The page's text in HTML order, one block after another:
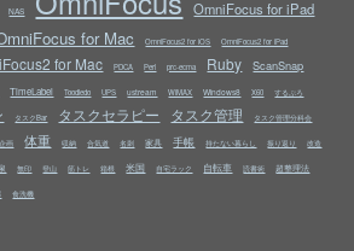
NAS OmniFocus for iPad
for Mac OmniFocus2 for iOS OmniFocus2 for iPad
for Mac PDCA Perl prc-ecma Ruby ScanSnap
TimeLabel Toodledo UPS ustream WiMAX Windows8 X60 するぷろ
タスクBar タスクセラピー タスク管理 タスク管理分科会
企画 体重 収納 合気道 名刺 家具 手帳 持たない暮らし 振り返り 改造
無印 登山 筋トレ 箱根 米国 自宅ラック 自転車 読書術 超整理法
食洗機